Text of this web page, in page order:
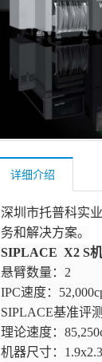
详细介绍
深圳市托普科实
务和解决方案。
SIPLACE X2 S
悬臂数量： 2
IPC速度：
SIPLACE基准评
理论速度：
机器尺寸：